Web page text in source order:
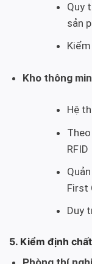
Quy
sản
Kho thông
Hệ
RFID
First
Duy
5. Kiểm định